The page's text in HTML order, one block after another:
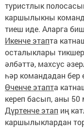
туристлык
каршылыкны
тиеш иде. Аларга
Икенче этапта
осталыклары
әлбәттә, махсус
һәр командадан бер
Өченче этапта
кереп басып, аны 50
Дүртенче этап иң
каршылыклардан